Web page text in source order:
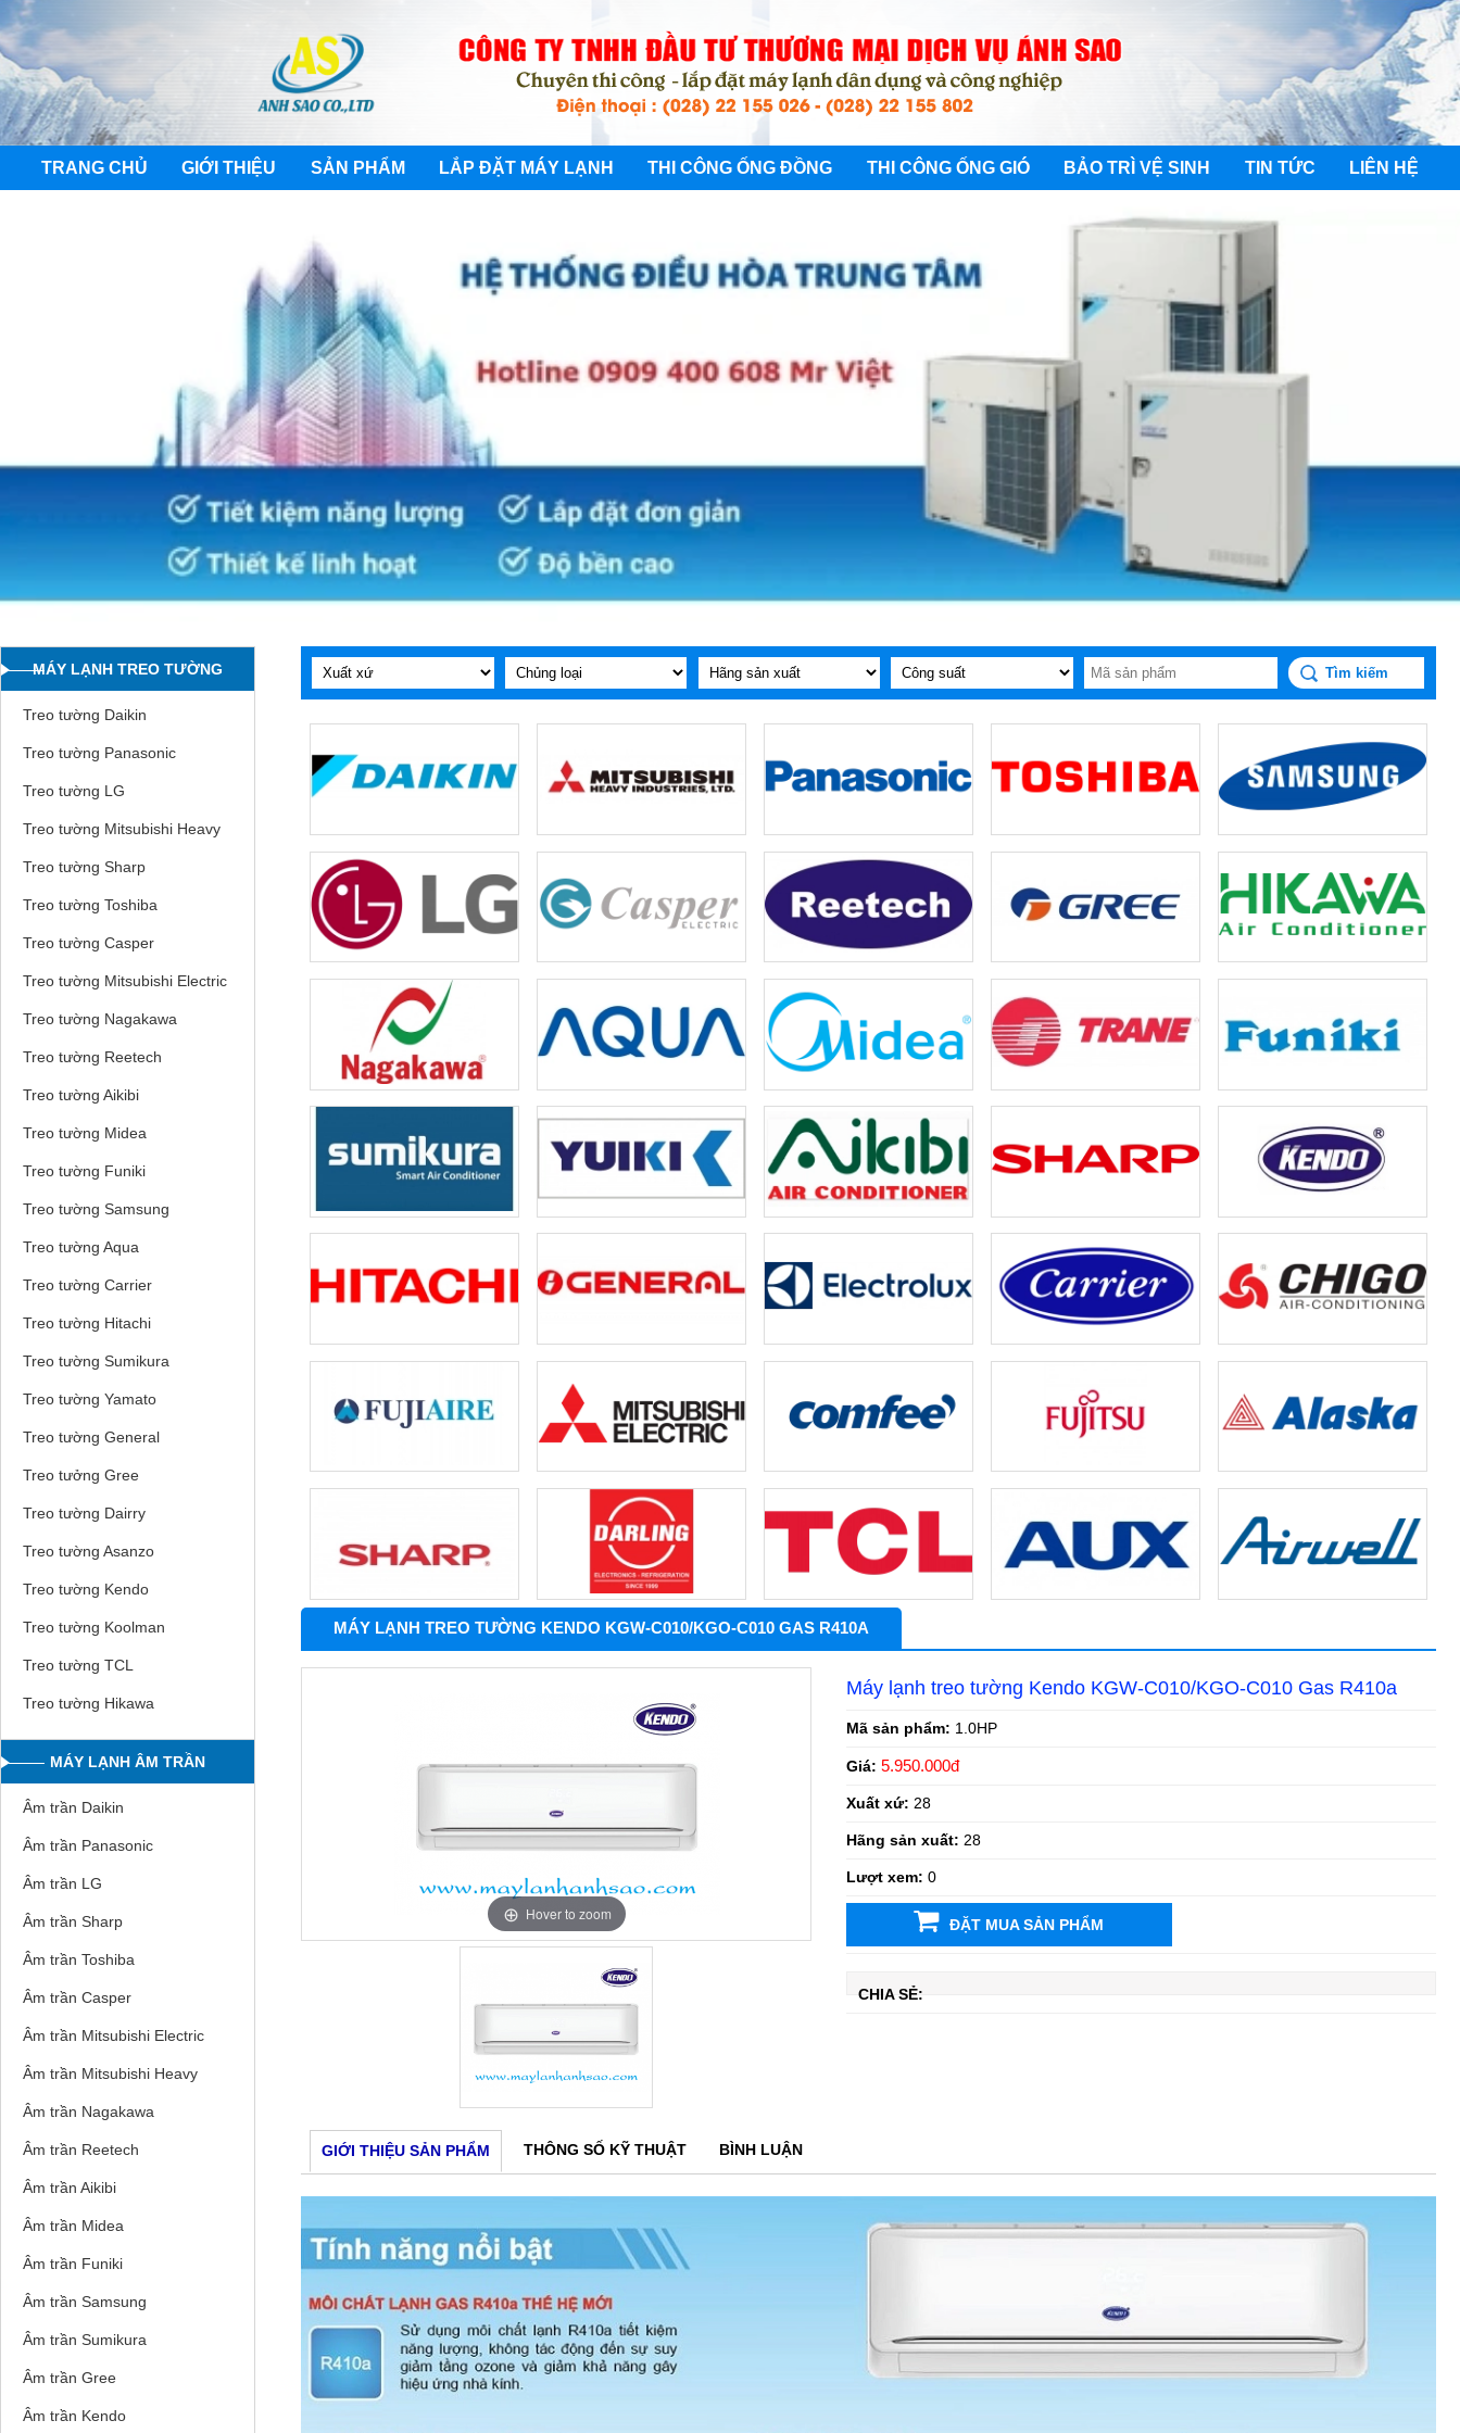
TRANG CHỦ GIỚI THIỆU SẢN PHẨM LẮP ĐẶT MÁY LẠNH THI CÔNG ỐNG ĐỒNG THI CÔNG ỐNG GIÓ BẢO TRÌ VỆ SINH TIN TỨC LIÊN HỆ
MÁY LẠNH TREO TƯỜNG KENDO KGW-C010/KGO-C010 GAS R410A
Hover to zoom
Máy lạnh treo tường Kendo KGW-C010/KGO-C010 Gas R410a
Mã sản phẩm: 1.0HP
Giá: 5.950.000đ
Xuất xứ: 28
Hãng sản xuất: 28
Lượt xem: 0
ĐẶT MUA SẢN PHẨM
CHIA SẺ:
GIỚI THIỆU SẢN PHẨM THÔNG SỐ KỸ THUẬT BÌNH LUẬN
MÁY LẠNH TREO TƯỜNG
Treo tường Daikin
Treo tường Panasonic
Treo tường LG
Treo tường Mitsubishi Heavy
Treo tường Sharp
Treo tường Toshiba
Treo tường Casper
Treo tường Mitsubishi Electric
Treo tường Nagakawa
Treo tường Reetech
Treo tường Aikibi
Treo tường Midea
Treo tường Funiki
Treo tường Samsung
Treo tường Aqua
Treo tường Carrier
Treo tường Hitachi
Treo tường Sumikura
Treo tường Yamato
Treo tường General
Treo tưởng Gree
Treo tường Dairry
Treo tường Asanzo
Treo tường Kendo
Treo tường Koolman
Treo tường TCL
Treo tường Hikawa
MÁY LẠNH ÂM TRẦN
Âm trần Daikin
Âm trần Panasonic
Âm trần LG
Âm trần Sharp
Âm trần Toshiba
Âm trần Casper
Âm trần Mitsubishi Electric
Âm trần Mitsubishi Heavy
Âm trần Nagakawa
Âm trần Reetech
Âm trần Aikibi
Âm trần Midea
Âm trần Funiki
Âm trần Samsung
Âm trần Sumikura
Âm trần Gree
Âm trần Kendo